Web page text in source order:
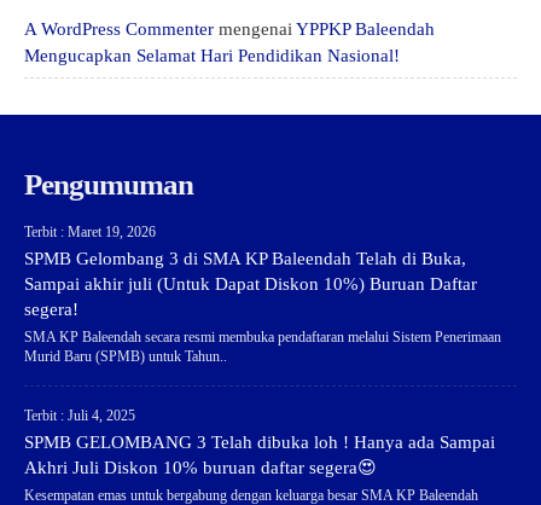
A WordPress Commenter mengenai YPPKP Baleendah
Mengucapkan Selamat Hari Pendidikan Nasional!
Pengumuman
Terbit : Maret 19, 2026
SPMB Gelombang 3 di SMA KP Baleendah Telah di Buka,
Sampai akhir juli (Untuk Dapat Diskon 10%) Buruan Daftar
segera!
SMA KP Baleendah secara resmi membuka pendaftaran melalui Sistem Penerimaan
Murid Baru (SPMB) untuk Tahun..
Terbit : Juli 4, 2025
SPMB GELOMBANG 3 Telah dibuka loh ! Hanya ada Sampai
Akhri Juli Diskon 10% buruan daftar segera😍
Kesempatan emas untuk bergabung dengan keluarga besar SMA KP Baleendah